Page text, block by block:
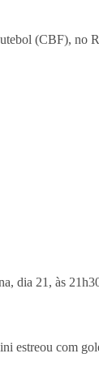
(CBF), no
21, às
estreou com